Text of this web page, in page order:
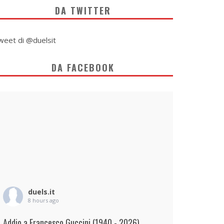
DA TWITTER
di @duelsit
DA FACEBOOK
duels.it
8 hours ago